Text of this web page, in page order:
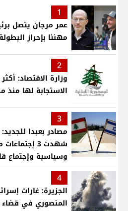
1
عمر مرجان يتصل
مهنئا بإحراز البطولة
2
الاستجابة لها منذ
3
مصادر بعبدا
شهدت 3
وسياسية وإجتماع
4
الجزيرة: غارات
المنصوري في